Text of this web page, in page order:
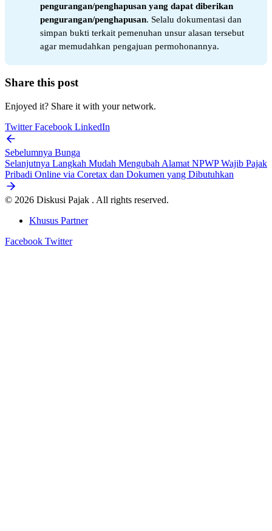
pengurangan/penghapusan yang dapat diberikan
pengurangan/penghapusan. Selalu dokumentasi dan
simpan bukti terkait pemenuhan unsur alasan tersebut
agar memudahkan pengajuan permohonannya.
Share this post
Enjoyed it? Share it with your network.
TwitterFacebook LinkedIn
Sebelumnya Bunga
Selanjutnya Langkah Mudah Mengubah Alamat NPWP Wajib Pajak
Pribadi Online via Coretax dan Dokumen yang Dibutuhkan
© 2026 Diskusi Pajak . All rights reserved.
Khusus Partner
Facebook Twitter